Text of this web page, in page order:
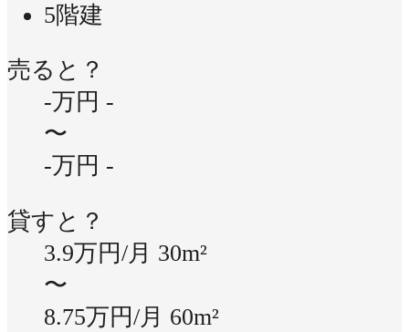
5階建
売ると？
-万円 -
〜
-万円 -
貸すと？
3.9万円/月 30m²
〜
8.75万円/月 60m²